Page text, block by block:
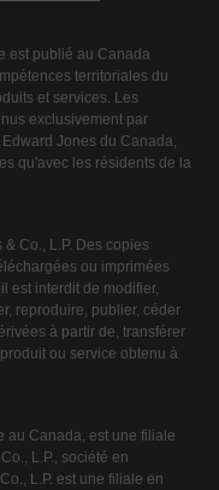
est publié au Canada
territoriales du
et services. Les
exclusivement par
Jones du Canada,
qu'avec les résidents de la
Co., L.P. Des copies
ou imprimées
est interdit de modifier,
reproduire, publier, céder
à partir de, transférer
ou service obtenu à
au Canada, est une filiale
L.P., société en
L.P. est une filiale en